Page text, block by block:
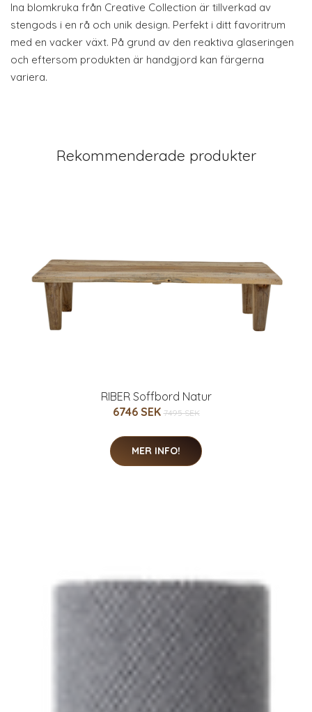
Ina blomkruka från Creative Collection är tillverkad av
stengods i en rå och unik design. Perfekt i ditt favoritrum
med en vacker växt. På grund av den reaktiva glaseringen
och eftersom produkten är handgjord kan färgerna
variera.
Rekommenderade produkter
RIBER Soffbord Natur
6746 SEK 7495 SEK
MER INFO!